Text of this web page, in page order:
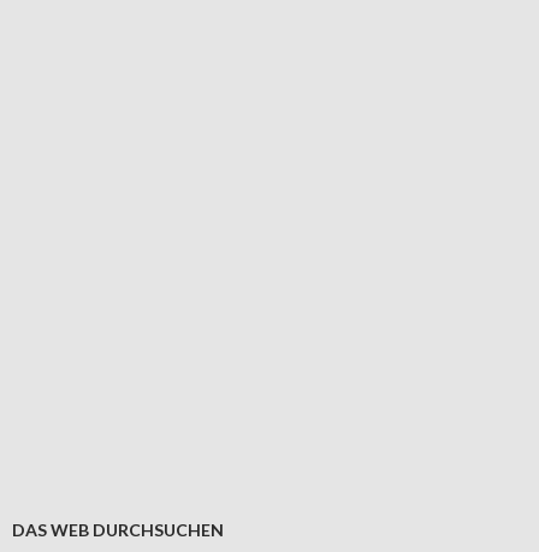
DAS WEB DURCHSUCHEN